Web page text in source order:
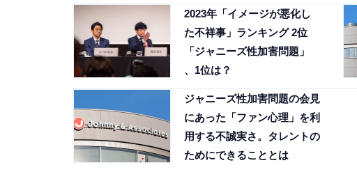
2023年「イメージが悪化し
た不祥事」ランキング 2位
「ジャニーズ性加害問題」
、1位は？
ジャニーズ性加害問題の会見
にあった「ファン心理」を利
用する不誠実さ。タレントの
ためにできることとは